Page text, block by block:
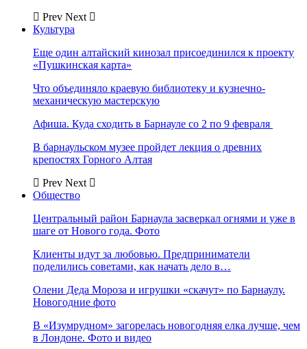
Prev Next
Культура
Еще один алтайский кинозал присоединился к проекту
«Пушкинская карта»
Что объединяло краевую библиотеку и кузнечно-
механическую мастерскую
Афиша. Куда сходить в Барнауле со 2 по 9 февраля
В барнаульском музее пройдет лекция о древних
крепостях Горного Алтая
Prev Next
Общество
Центральный район Барнаула засверкал огнями и уже в
шаге от Нового года. Фото
Клиенты идут за любовью. Предприниматели
поделились советами, как начать дело в…
Олени Деда Мороза и игрушки «скачут» по Барнаулу.
Новогодние фото
В «Изумрудном» загорелась новогодняя елка лучше, чем
в Лондоне. Фото и видео